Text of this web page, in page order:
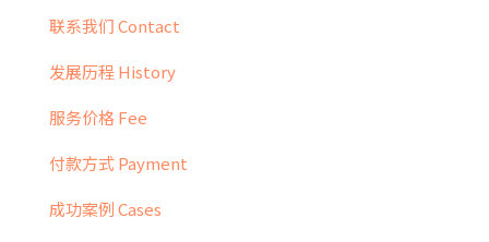
联系我们 Contact
发展历程 History
服务价格 Fee
付款方式 Payment
成功案例 Cases